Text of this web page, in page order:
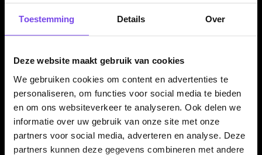
Toestemming Details Over
Deze website maakt gebruik van cookies
We gebruiken cookies om content en advertenties te
personaliseren, om functies voor social media te bieden
en om ons websiteverkeer te analyseren. Ook delen we
informatie over uw gebruik van onze site met onze
partners voor social media, adverteren en analyse. Deze
partners kunnen deze gegevens combineren met andere
compact genoeg voor thuisgebruik, maar groot genoeg om op
een leuke manier te oefenen met mikken, gooien en scoren.
Leuk cadeau voor kinderen en gezinnen
De BULL'S Magnetic Paper Cabinet Set is een leuke keuze als
cadeau voor kinderen, beginners of gezinnen die samen een
laagdrempelig dartspel willen spelen. Door de combinatie van
magnetisch en papieren dartbord blijft de set afwisselend en